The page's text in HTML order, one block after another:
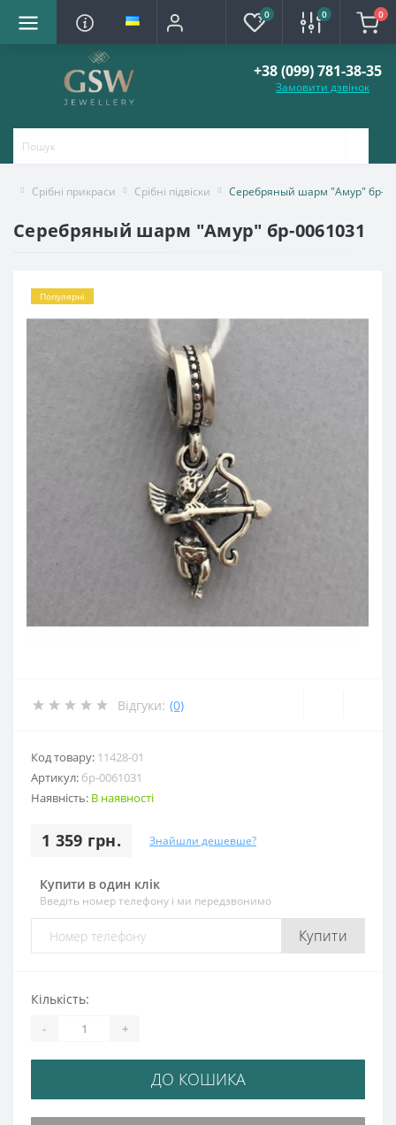
0 0 0
+38 (099) 781-38-35
Замовити дзвінок
Срібні прикраси Срібні підвіски Серебряный шарм "Амур" бр-
Серебряный шарм "Амур" бр-0061031
Популярні
Відгуки: (0)
Код товару: 11428-01
Артикул: бр-0061031
Наявність: В наявності
1 359 грн. Знайшли дешевше?
Купити в один клік
Введіть номер телефону і ми передзвонимо
Купити
Кількість:
- +
ДО КОШИКА